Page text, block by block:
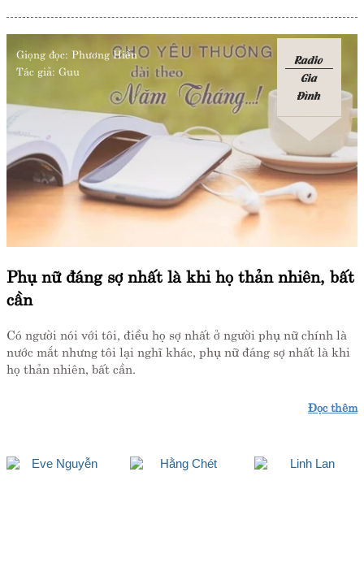
Giọng đọc: Phương Hiền
Tác giả: Guu
Radio
Gia
Đình
Phụ nữ đáng sợ nhất là khi họ thản nhiên, bất
cần
Có người nói với tôi, điều họ sợ nhất ở người phụ nữ chính là
nước mắt nhưng tôi lại nghĩ khác, phụ nữ đáng sợ nhất là khi
họ thản nhiên, bất cần.
Đọc thêm